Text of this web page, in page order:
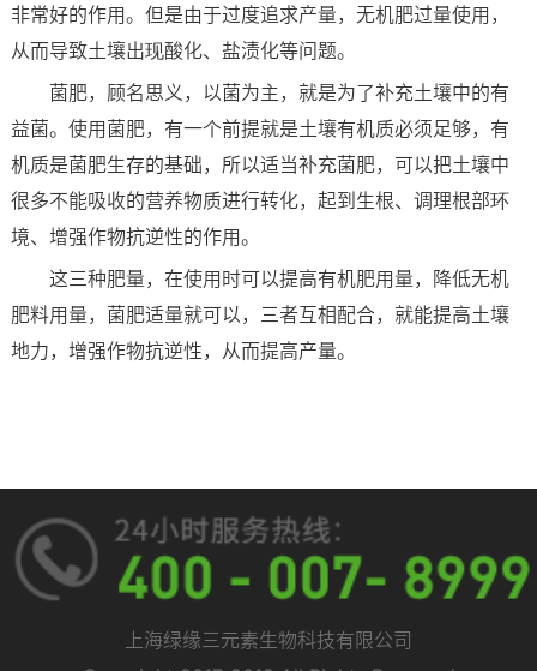
非常好的作用。但是由于过度追求产量，无机肥过量使用，
从而导致土壤出现酸化、盐渍化等问题。
菌肥，顾名思义，以菌为主，就是为了补充土壤中的有
益菌。使用菌肥，有一个前提就是土壤有机质必须足够，有
机质是菌肥生存的基础，所以适当补充菌肥，可以把土壤中
很多不能吸收的营养物质进行转化，起到生根、调理根部环
境、增强作物抗逆性的作用。
这三种肥量，在使用时可以提高有机肥用量，降低无机
肥料用量，菌肥适量就可以，三者互相配合，就能提高土壤
地力，增强作物抗逆性，从而提高产量。
上海绿缘三元素生物科技有限公司